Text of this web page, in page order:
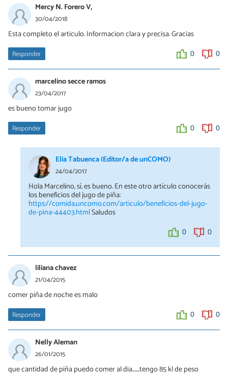
Mercy N. Forero V,
30/04/2018
Esta completo el articulo. Informacion clara y precisa. Gracias
Responder 0 0
marcelino secce ramos
23/04/2017
es bueno tomar jugo
Responder 0 0
Elia Tabuenca (Editor/a de unCOMO)
24/04/2017
Hola Marcelino, sí, es bueno. En este otro artículo conocerás
los beneficios del jugo de piña:
https://comida.uncomo.com/articulo/beneficios-del-jugo-
de-pina-44403.htmlSaludos
0 0
liliana chavez
21/04/2015
comer piña de noche es malo
Responder 0 0
Nelly Aleman
26/01/2015
que cantidad de piña puedo comer al dia.......tengo 85 kl de peso